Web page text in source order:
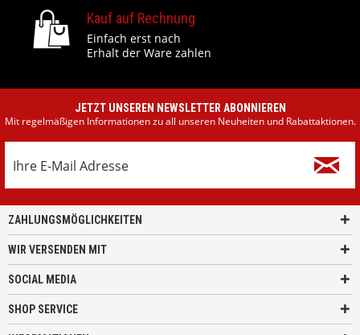
Kauf auf Rechnung
Einfach erst nach
Erhalt der Ware zahlen
JETZT UNSEREN NEWSLETTER ABONNIEREN
Mit regelmäßigen Informationen zu all unseren Neuheiten und Rabattaktionen.
ZAHLUNGSMÖGLICHKEITEN
WIR VERSENDEN MIT
SOCIAL MEDIA
SHOP SERVICE